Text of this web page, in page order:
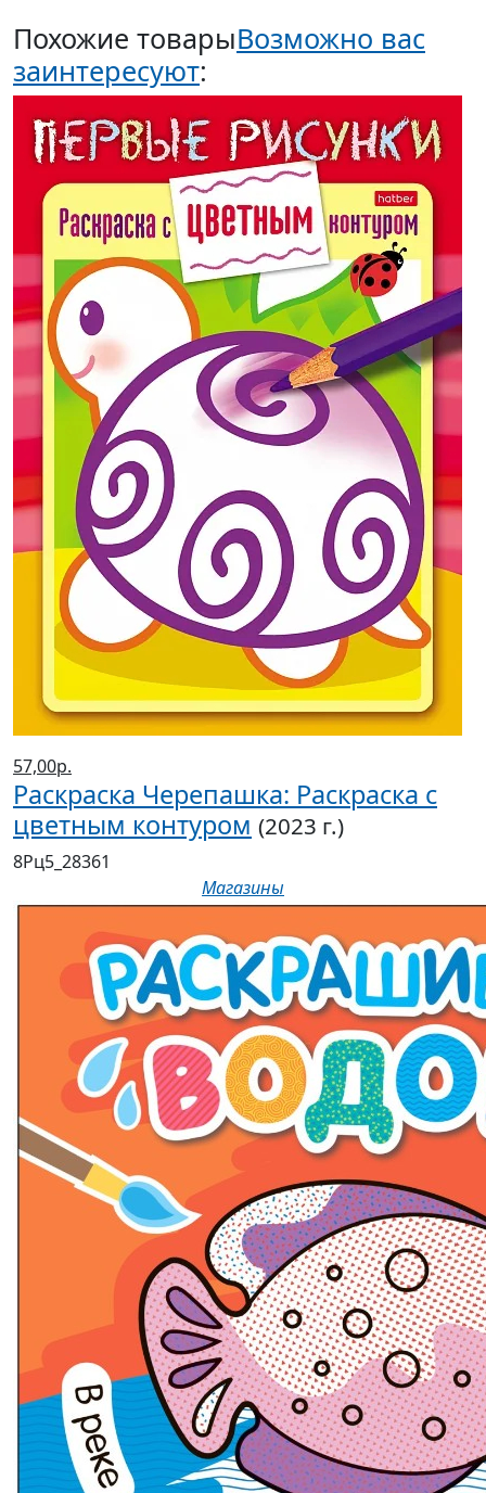
Похожие товарыВозможно вас
заинтересуют:
57,00р.
Раскраска Черепашка: Раскраска с
цветным контуром (2023 г.)
8Рц5_28361
Магазины